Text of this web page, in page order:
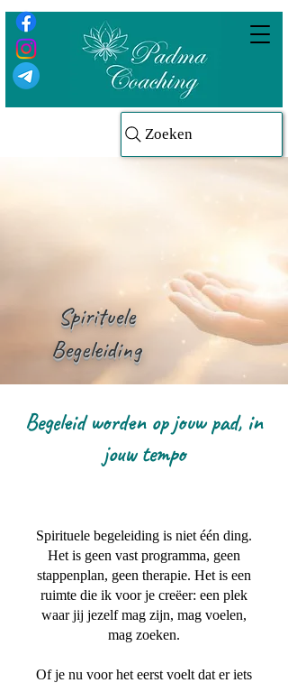
Zoeken
Spirituele
Begeleiding
Begeleid worden op jouw pad, in
jouw tempo
Spirituele begeleiding is niet één ding.
Het is geen vast programma, geen
stappenplan, geen therapie. Het is een
ruimte die ik voor je creëer: een plek
waar jij jezelf mag zijn, mag voelen,
mag zoeken.
Of je nu voor het eerst voelt dat er iets